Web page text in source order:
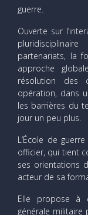
guerre.
Ouverte sur
partenariats, la
approche
résolution des
opération, dans
les barrières du
jour un peu plus.
L’École de
officier, qui tient
ses orientations
acteur de sa
Elle propose à
générale